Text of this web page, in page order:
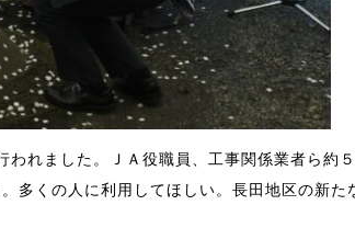
れました。ＪＡ役職員、工事関係業者ら約
多くの人に利用してほしい。長田地区の新た